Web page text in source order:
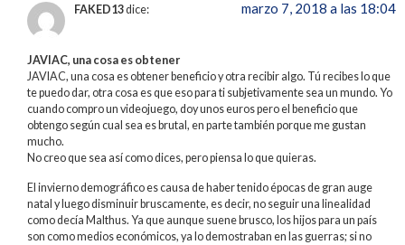
FAKED13dice: marzo 7, 2018 a las 18:04
JAVIAC, una cosa es obtener
JAVIAC, una cosa es obtener beneficio y otra recibir algo. Tú recibes lo que
te puedo dar, otra cosa es que eso para ti subjetivamente sea un mundo. Yo
cuando compro un videojuego, doy unos euros pero el beneficio que
obtengo según cual sea es brutal, en parte también porque me gustan
mucho.
No creo que sea así como dices, pero piensa lo que quieras.
El invierno demográfico es causa de haber tenido épocas de gran auge
natal y luego disminuir bruscamente, es decir, no seguir una linealidad
como decía Malthus. Ya que aunque suene brusco, los hijos para un país
son como medios económicos, ya lo demostraban en las guerras; si no